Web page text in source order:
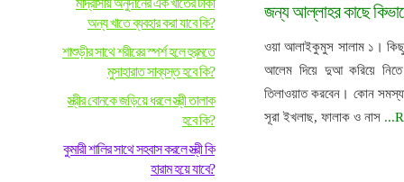
মাদ্রাসায় অনুদানের এক খাতের টাকা
অন্য খাতে ব্যবহার করা যাবে কি?
শাশুড়ীর সাথে শরীরের স্পর্শ হলে হুরমতে
মুসাহারাত সাব্যস্ত হবে কি?
স্ত্রীর বোনকে জড়িয়ে ধরলে স্ত্রী তালাক
হবে কি?
কুমারী শালির সাথে সহবাস করলে স্ত্রী কি
হারাম হয়ে যাবে?
জন্য আল্লাহর কাছে
ওয়া আলাইকুমুস সালাম ১।
আলেম দিয়ে দুআ করিয়ে
তিলাওয়াত করবেন। কোন
সূরা ইখলাছ, ফালাক ও নাস